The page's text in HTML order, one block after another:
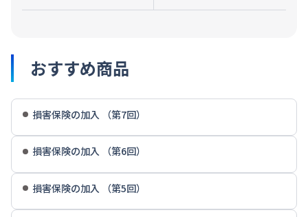
おすすめ商品
損害保険の加入 （第7回）
損害保険の加入 （第6回）
損害保険の加入 （第5回）